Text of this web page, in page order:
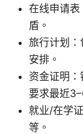
在线申请表
盾。
旅行计划：
安排。
资金证明
要求最近
就业/在学
等。